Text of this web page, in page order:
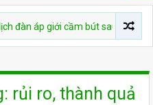
cầm bút sau vụ bắt giữ tác giả
rủi ro, thành quả